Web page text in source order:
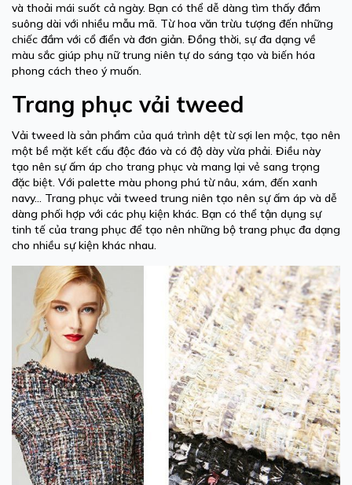
và thoải mái suốt cả ngày. Bạn có thể dễ dàng tìm thấy đầm
suông dài với nhiều mẫu mã. Từ hoa văn trừu tượng đến những
chiếc đầm với cổ điển và đơn giản. Đồng thời, sự đa dạng về
màu sắc giúp phụ nữ trung niên tự do sáng tạo và biến hóa
phong cách theo ý muốn.
Trang phục vải tweed
Vải tweed là sản phẩm của quá trình dệt từ sợi len mộc, tạo nên
một bề mặt kết cấu độc đáo và có độ dày vừa phải. Điều này
tạo nên sự ấm áp cho trang phục và mang lại vẻ sang trọng
đặc biệt. Với palette màu phong phú từ nâu, xám, đến xanh
navy… Trang phục vải tweed trung niên tạo nên sự ấm áp và dễ
dàng phối hợp với các phụ kiện khác. Bạn có thể tận dụng sự
tinh tế của trang phục để tạo nên những bộ trang phục đa dạng
cho nhiều sự kiện khác nhau.